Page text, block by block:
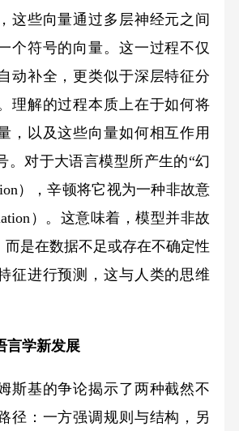
这些向量通过多层神经元之间
个符号的向量。这一过程不仅
动补全，更类似于深层特征分
理解的过程本质上在于如何将
，以及这些向量如何相互作用
。对于大语言模型所产生的“幻
），辛顿将它视为一种非故意
）。这意味着，模型并非故
而是在数据不足或存在不确定性
征进行预测，这与人类的思维
言学新发展
基的争论揭示了两种截然不
径：一方强调规则与结构，另